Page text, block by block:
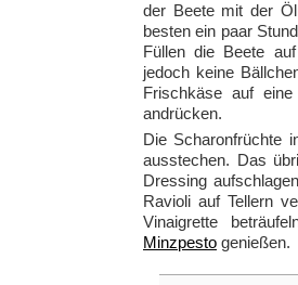
der Beete mit der
besten ein paar
Füllen die Beete
jedoch keine
Frischkäse auf
andrücken.
Die Scharonfrüchte
ausstechen. Das
Dressing
Ravioli auf Tellern
Vinaigrette
Minzpesto genießen.